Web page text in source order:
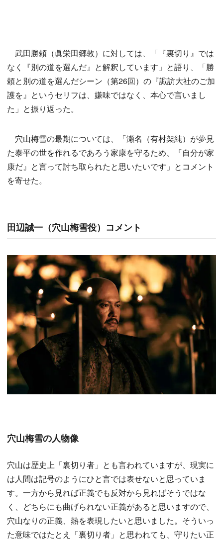
武田勝頼（眞栄田郷敦）に対しては、「『裏切り』では
なく『別の道を選んだ』と解釈しています」と語り、「勝
頼と別の道を選んだシーン（第26回）の『諏訪大社のご加
護を』というセリフは、嫌味ではなく、本心で言いまし
た」と振り返った。
穴山梅雪の最期については、「瀬名（有村架純）が夢見
た泰平の世を作れるであろう家康を守るため、『自分が家
康だ』と言って討ち取られたと思いたいです」とコメント
を寄せた。
田辺誠一（穴山梅雪役）コメント
穴山梅雪の人物像
穴山は歴史上「裏切り者」とも言われていますが、現実に
は人間は記号のようにひと言では表せないと思っていま
す。一方から見れば正義でも反対から見ればそうではな
く、どちらにも曲げられない正義があると思いますので、
穴山なりの正義、熱を表現したいと思いました。そういっ
た意味ではたとえ「裏切り者」と思われても、守りたい正